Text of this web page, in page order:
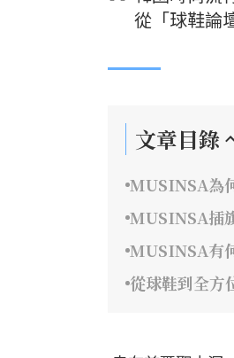
從「球鞋論
文章目錄
MUSINSA為
MUSINSA插
MUSINSA有
從球鞋到全方